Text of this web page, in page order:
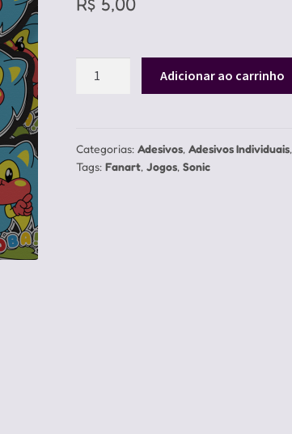
Adicionar ao carrinho
Categorias: Adesivos, Adesivos Individuais,
Tags: Fanart, Jogos, Sonic